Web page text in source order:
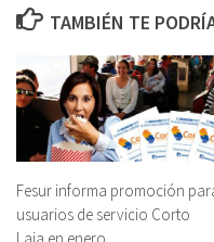
TAMBIÉN TE
Fesur informa promoción
usuarios de servicio Corto
Laja en enero